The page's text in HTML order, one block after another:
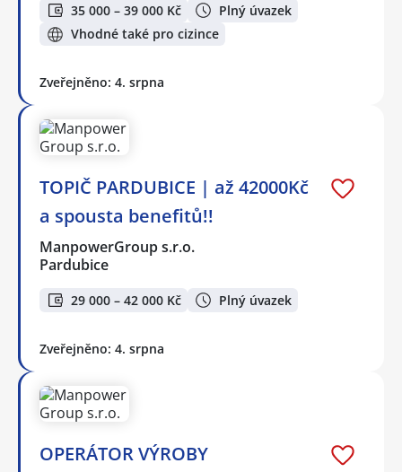
35 000 – 39 000 Kč
Plný úvazek
Vhodné také pro cizince
Zveřejněno: 4. srpna
TOPIČ PARDUBICE | až 42000Kč
a spousta benefitů!!
ManpowerGroup s.r.o.
Pardubice
29 000 – 42 000 Kč Plný úvazek
Zveřejněno: 4. srpna
OPERÁTOR VÝROBY